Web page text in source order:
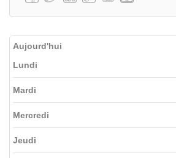
Aujourd'hui
Lundi
Mardi
Mercredi
Jeudi